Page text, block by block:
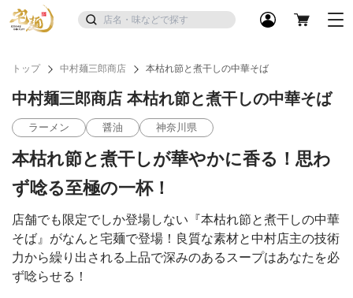
トップ 中村麺三郎商店 本枯れ節と煮干しの中華そば
中村麺三郎商店 本枯れ節と煮干しの中華そば
ラーメン 醤油 神奈川県
本枯れ節と煮干しが華やかに香る！思わ
ず唸る至極の一杯！
店舗でも限定でしか登場しない『本枯れ節と煮干しの中華
そば』がなんと宅麺で登場！良質な素材と中村店主の技術
力から繰り出される上品で深みのあるスープはあなたを必
ず唸らせる！